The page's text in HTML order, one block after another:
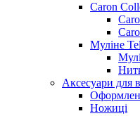
Caron
Муліне
Аксесуари для
Ножиці